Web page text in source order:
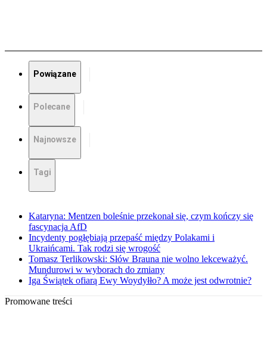
Powiązane
Polecane
Najnowsze
Tagi
Kataryna: Mentzen boleśnie przekonał się, czym kończy się
fascynacja AfD
Incydenty pogłębiają przepaść między Polakami i
Ukraińcami. Tak rodzi się wrogość
Tomasz Terlikowski: Słów Brauna nie wolno lekceważyć.
Mundurowi w wyborach do zmiany
Iga Świątek ofiarą Ewy Woydyłło? A może jest odwrotnie?
Promowane treści